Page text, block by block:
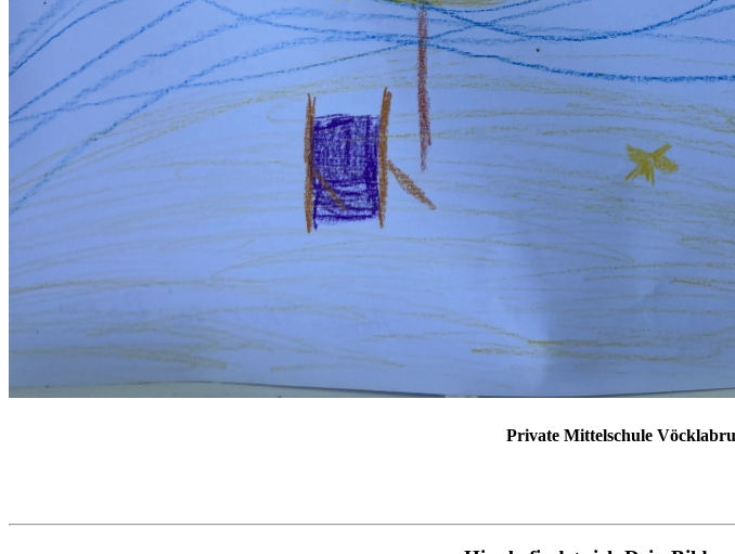
Private Mittelschule